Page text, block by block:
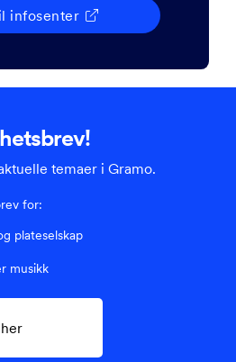
infosenter 
temaer i Gramo.
for:
plateselskap
musikk